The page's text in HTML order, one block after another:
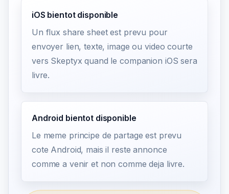
iOS bientot disponible
Un flux share sheet est prevu pour
envoyer lien, texte, image ou video courte
vers Skeptyx quand le companion iOS sera
livre.
Android bientot disponible
Le meme principe de partage est prevu
cote Android, mais il reste annonce
comme a venir et non comme deja livre.